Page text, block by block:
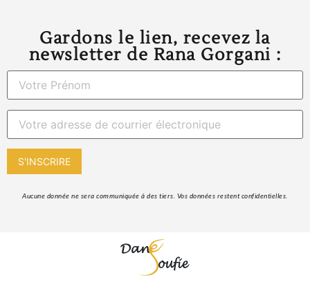
Gardons le lien, recevez la
newsletter de Rana Gorgani :